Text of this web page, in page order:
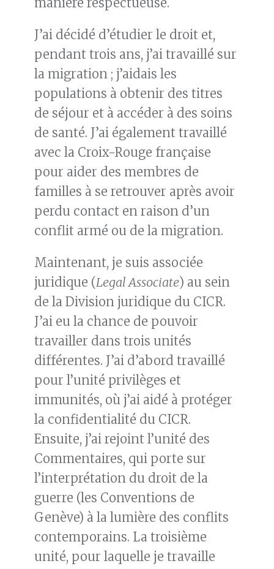
J’ai décidé d’étudier le droit et,
pendant trois ans, j’ai travaillé sur
la migration ; j’aidais les
populations à obtenir des titres
de séjour et à accéder à des soins
de santé. J’ai également travaillé
avec la Croix-Rouge française
pour aider des membres de
familles à se retrouver après avoir
perdu contact en raison d’un
conflit armé ou de la migration.
Maintenant, je suis associée
juridique (Legal Associate) au sein
de la Division juridique du CICR.
J’ai eu la chance de pouvoir
travailler dans trois unités
différentes. J’ai d’abord travaillé
pour l’unité privilèges et
immunités, où j’ai aidé à protéger
la confidentialité du CICR.
Ensuite, j’ai rejoint l’unité des
Commentaires, qui porte sur
l’interprétation du droit de la
guerre (les Conventions de
Genève) à la lumière des conflits
contemporains. La troisième
unité, pour laquelle je travaille